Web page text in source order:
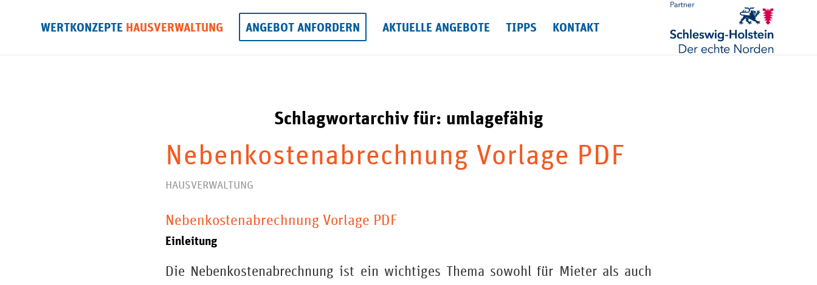
WERTKONZEPTE HAUSVERWALTUNG ANGEBOT ANFORDERN AKTUELLE ANGEBOTE TIPPS KONTAKT
Schlagwortarchiv für: umlagefähig
Nebenkostenabrechnung Vorlage PDF
HAUSVERWALTUNG
Nebenkostenabrechnung Vorlage PDF
Einleitung
Die Nebenkostenabrechnung ist ein wichtiges Thema sowohl für Mieter als auch